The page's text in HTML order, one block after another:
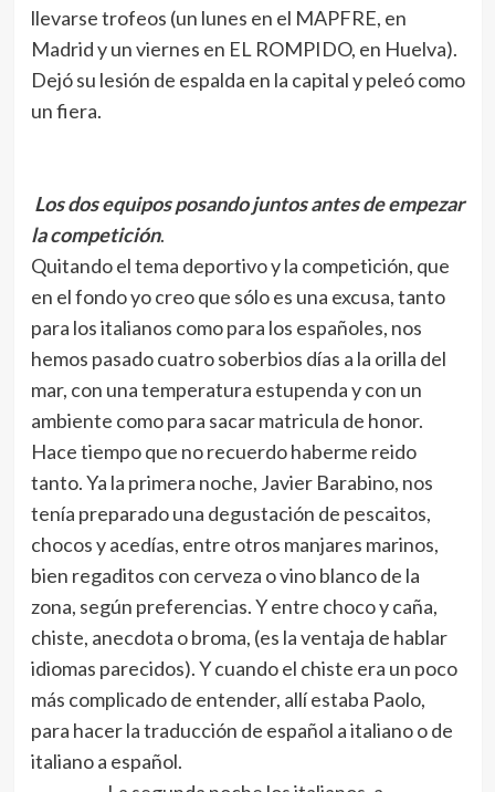
llevarse trofeos (un lunes en el MAPFRE, en
Madrid y un viernes en EL ROMPIDO, en Huelva).
Dejó su lesión de espalda en la capital y peleó como
un fiera.
Los dos equipos posando juntos antes de empezar
la competición.
Quitando el tema deportivo y la competición, que
en el fondo yo creo que sólo es una excusa, tanto
para los italianos como para los españoles, nos
hemos pasado cuatro soberbios días a la orilla del
mar, con una temperatura estupenda y con un
ambiente como para sacar matricula de honor.
Hace tiempo que no recuerdo haberme reido
tanto. Ya la primera noche, Javier Barabino, nos
tenía preparado una degustación de pescaitos,
chocos y acedías, entre otros manjares marinos,
bien regaditos con cerveza o vino blanco de la
zona, según preferencias. Y entre choco y caña,
chiste, anecdota o broma, (es la ventaja de hablar
idiomas parecidos). Y cuando el chiste era un poco
más complicado de entender, allí estaba Paolo,
para hacer la traducción de español a italiano o de
italiano a español.